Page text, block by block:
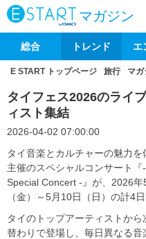
マガジン
総合 トレンド エ
E START トップページ 旅行 マガ
タイフェス2026のライ
ィスト集結
2026-04-02 07:00:00
タイ音楽とカルチャーの魅力
主催のスペシャルコンサート
Special Concert -』が、2026
（金）～5月10日（日）の計4
タイのトップアーティストか
替わりで登場し、毎日異なる